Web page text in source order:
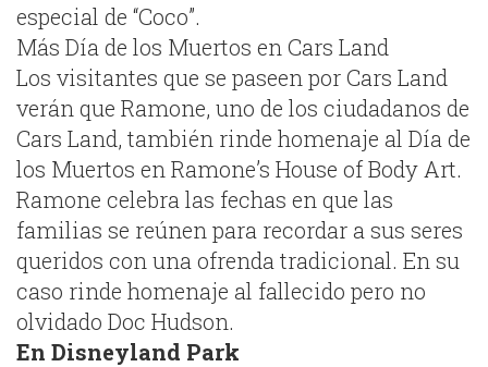
especial de “Coco”.
Más Día de los Muertos en Cars Land
Los visitantes que se paseen por Cars Land
verán que Ramone, uno de los ciudadanos de
Cars Land, también rinde homenaje al Día de
los Muertos en Ramone’s House of Body Art.
Ramone celebra las fechas en que las
familias se reúnen para recordar a sus seres
queridos con una ofrenda tradicional. En su
caso rinde homenaje al fallecido pero no
olvidado Doc Hudson.
En Disneyland Park